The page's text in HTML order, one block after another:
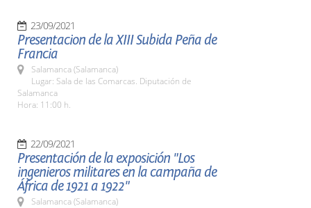
23/09/2021
Presentacion de la XIII Subida Peña de
Francia
Salamanca (Salamanca)
Lugar: Sala de las Comarcas. Diputación de
Salamanca
Hora: 11:00 h.
22/09/2021
Presentación de la exposición "Los
ingenieros militares en la campaña de
África de 1921 a 1922"
Salamanca (Salamanca)